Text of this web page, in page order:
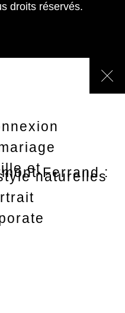
droits réservés.
etFerrand :
naturelles